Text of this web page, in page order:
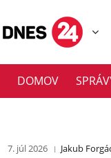
DOMOV
7. júl 2026 Jakub